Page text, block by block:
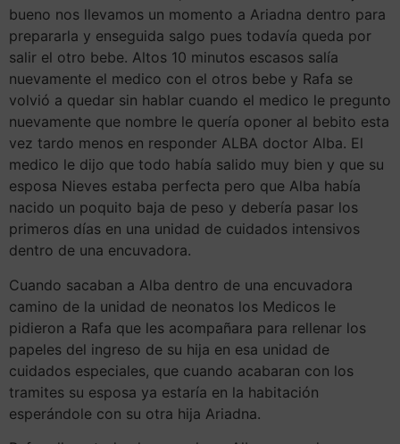
bueno nos llevamos un momento a Ariadna dentro para
prepararla y enseguida salgo pues todavía queda por
salir el otro bebe. Altos 10 minutos escasos salía
nuevamente el medico con el otros bebe y Rafa se
volvió a quedar sin hablar cuando el medico le pregunto
nuevamente que nombre le quería oponer al bebito esta
vez tardo menos en responder ALBA doctor Alba. El
medico le dijo que todo había salido muy bien y que su
esposa Nieves estaba perfecta pero que Alba había
nacido un poquito baja de peso y debería pasar los
primeros días en una unidad de cuidados intensivos
dentro de una encuvadora.
Cuando sacaban a Alba dentro de una encuvadora
camino de la unidad de neonatos los Medicos le
pidieron a Rafa que les acompañara para rellenar los
papeles del ingreso de su hija en esa unidad de
cuidados especiales, que cuando acabaran con los
tramites su esposa ya estaría en la habitación
esperándole con su otra hija Ariadna.